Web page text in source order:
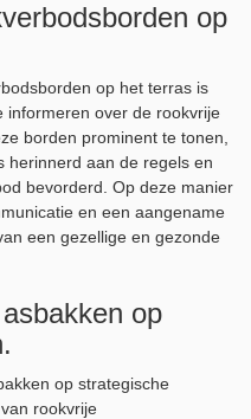
op
op het terras is
informeren over de rookvrije
borden prominent te tonen,
herinnerd aan de regels en
bevorderd. Op deze manier
en een aangename
een gezellige en gezonde
op
op strategische
rookvrije